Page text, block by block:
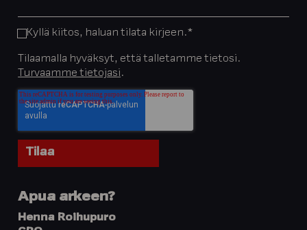
Kyllä kiitos, haluan tilata kirjeen.*
Tilaamalla hyväksyt, että talletamme tietosi.
Turvaamme tietojasi .
Apua arkeen?
Henna Roihupuro